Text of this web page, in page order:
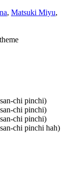
, Matsuki Miyu,
chi pinchi)
chi pinchi)
chi pinchi)
chi pinchi hah)